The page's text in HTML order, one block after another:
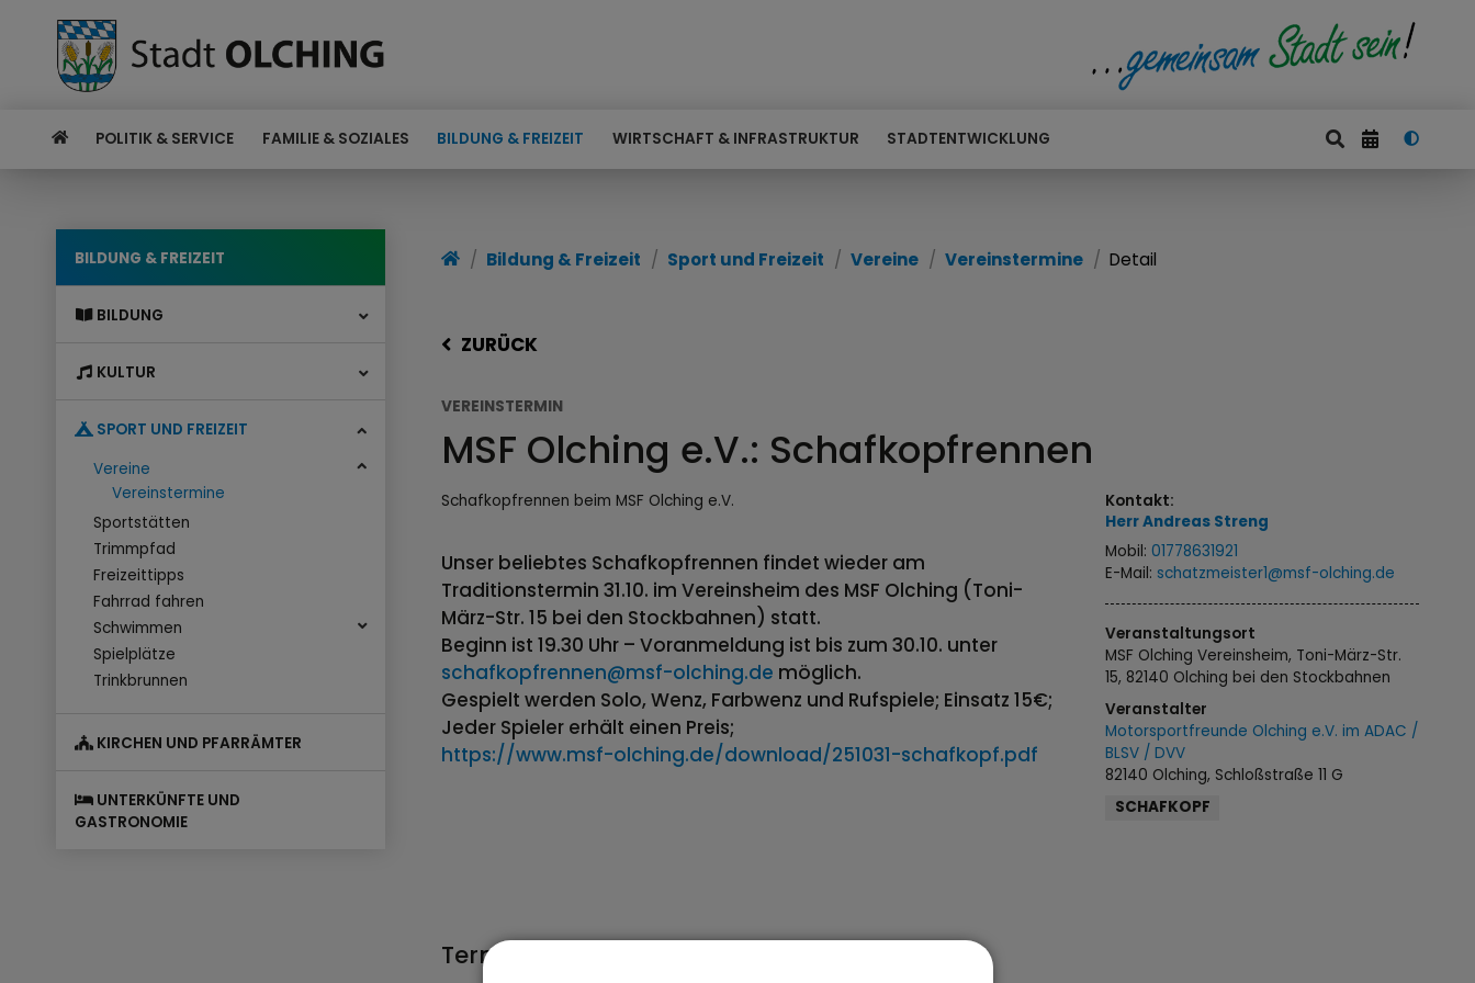
POLITIK & SERVICE FAMILIE & SOZIALES BILDUNG & FREIZEIT WIRTSCHAFT & INFRASTRUKTUR STADTENTWICKLUNG
BILDUNG & FREIZEIT
BILDUNG
KULTUR
SPORT UND FREIZEIT
Vereine
Vereinstermine
Sportstätten
Trimmpfad
Freizeittipps
Fahrrad fahren
Schwimmen
Spielplätze
Trinkbrunnen
KIRCHEN UND PFARRÄMTER
UNTERKÜNFTE UND
GASTRONOMIE
Bildung & Freizeit Sport und Freizeit Vereine Vereinstermine Detail
ZURÜCK
VEREINSTERMIN
MSF Olching e.V.: Schafkopfrennen
Schafkopfrennen beim MSF Olching e.V.
Unser beliebtes Schafkopfrennen findet wieder am
Traditionstermin 31.10. im Vereinsheim des MSF Olching (Toni-
März-Str. 15 bei den Stockbahnen) statt.
Beginn ist 19.30 Uhr – Voranmeldung ist bis zum 30.10. unter
schafkopfrennen@msf-olching.de möglich.
Gespielt werden Solo, Wenz, Farbwenz und Rufspiele; Einsatz 15€;
Jeder Spieler erhält einen Preis;
https://www.msf-olching.de/download/251031-schafkopf.pdf
Termine
Kontakt:
HerrAndreas Streng
Mobil:01778631921
E-Mail: schatzmeister1@msf-olching.de
Veranstaltungsort
MSF Olching Vereinsheim, Toni-März-Str.
15, 82140 Olching bei den Stockbahnen
Veranstalter
Motorsportfreunde Olching e.V. im ADAC /
BLSV / DVV
82140 Olching, Schloßstraße 11 G
SCHAFKOPF